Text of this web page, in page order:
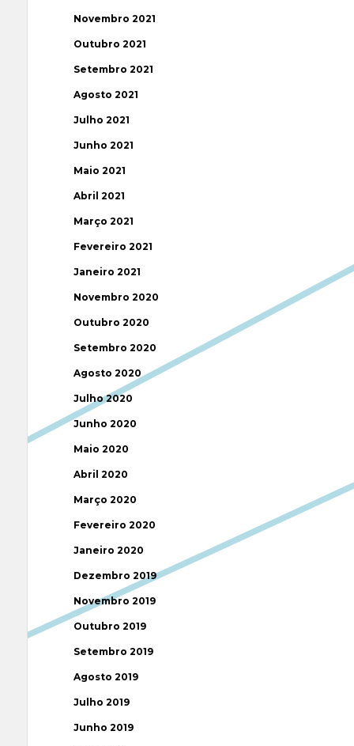
Novembro 2021
Outubro 2021
Setembro 2021
Agosto 2021
Julho 2021
Junho 2021
Maio 2021
Abril 2021
Março 2021
Fevereiro 2021
Janeiro 2021
Novembro 2020
Outubro 2020
Setembro 2020
Agosto 2020
Julho 2020
Junho 2020
Maio 2020
Abril 2020
Março 2020
Fevereiro 2020
Janeiro 2020
Dezembro 2019
Novembro 2019
Outubro 2019
Setembro 2019
Agosto 2019
Julho 2019
Junho 2019